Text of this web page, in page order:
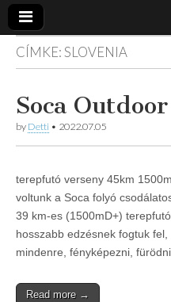
Vidra
Vízitúra
… vízitúra
kajakoktatás,
kajak-kenu
bolt,
CÍMKE:SLOVENIA
Soca
by Detti • 2022.07.05
terepfutó verseny 45km
voltunk a Soca folyó
39 km-es (1500mD+)
hosszabb edzésnek fogtuk
mindenre, fényképezni,
Read more →